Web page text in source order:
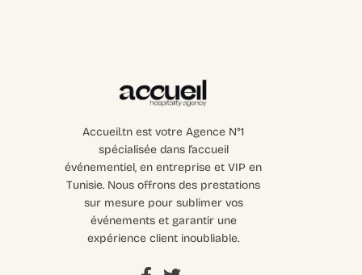
Accueil.tn est votre Agence N°1
spécialisée dans l’accueil
événementiel, en entreprise et VIP en
Tunisie. Nous offrons des prestations
sur mesure pour sublimer vos
événements et garantir une
expérience client inoubliable.